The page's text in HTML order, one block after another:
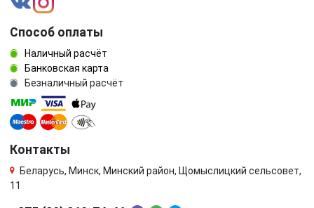
Способ оплаты
Наличный расчёт
Банковская карта
Безналичный расчёт
Контакты
Беларусь, Минск, Минский район, Щомыслицкий сельсовет,
11